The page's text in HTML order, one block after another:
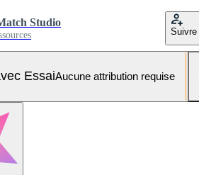
Studio
Suivre
EssaiAucune attribution requise